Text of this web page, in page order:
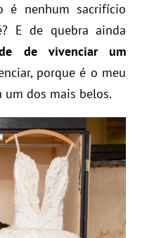
é nenhum sacrifício
E de quebra ainda
de vivenciar um
porque é o meu
dos mais belos.